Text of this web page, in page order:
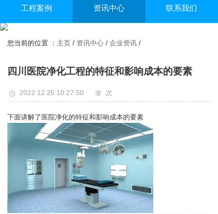
手术室净化装修
实验室净化装修
工程案例
无尘车间
资讯中心 联系我们
您当前的位置 ： 主页 / 资讯中心 / 企业资讯 /
四川医院净化工程的特征和影响成本的要素
2022 12 25 10:27:50 次
下面讲解了医院净化的特征和影响成本的要素